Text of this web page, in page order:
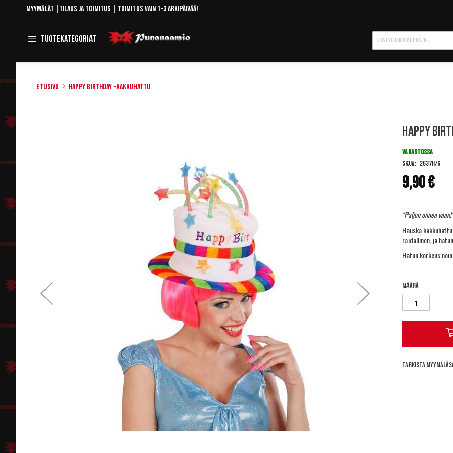
Skip
Myymälät Tilaus ja toimitus | Toimitus vain 1-3 arkipäivää!
Tuotekategoriat Toggle
Navigation
Hae
Etusivu Happy Birthday -kakkuhattu
Happy
9,90 €
VARASTOSSA
SKU
2637H/6
"Paljon onnea vaan!"
Hauska
raidallinen, ja
Hatun korkeus
Määrä
Tarkista